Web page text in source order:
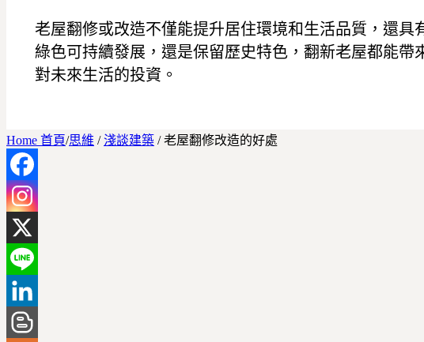
老屋翻修或改造不僅能提升居住環境和生活品質，還具
綠色可持續發展，還是保留歷史特色，翻新老屋都能
對未來生活的投資。
Home 首頁/思維 / 淺談建築 / 老屋翻修改造的好處